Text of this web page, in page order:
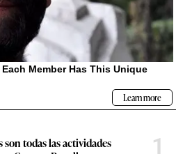
son todas las actividades
1